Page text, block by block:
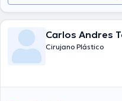
Carlos Andres
Cirujano Plástico